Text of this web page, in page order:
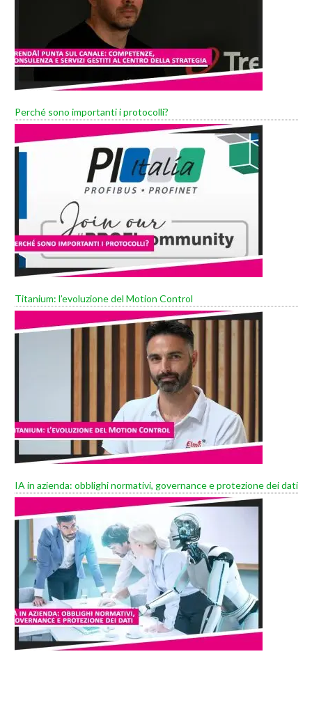
Perché sono importanti i protocolli?
Titanium: l’evoluzione del Motion Control
IA in azienda: obblighi normativi, governance e protezione dei dati